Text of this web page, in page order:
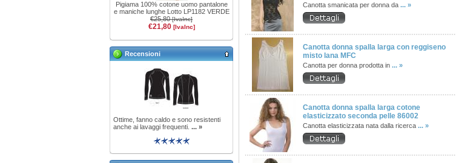
Pigiama 100% cotone uomo pantalone
e maniche lunghe Lotto LP1182 VERDE
€25,80[IvaInc]
€21,80 [IvaInc]
Recensioni
Ottime, fanno caldo e sono resistenti
anche ai lavaggi frequenti. ... »
Canotta smanicata per donna da ... »
Canotta donna spalla larga con reggiseno
misto lana MFC
Canotta per donna prodotta in ... »
Canotta donna spalla larga cotone
elasticizzato seconda pelle 86002
Canotta elasticizzata nata dalla ricerca ... »